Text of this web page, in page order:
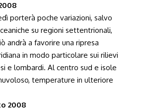
porterà poche variazioni, salvo
su regioni settentrionali,
andrà a favorire una ripresa
in modo particolare sui rilievi
e lombardi. Al centro sud e isole
temperature in ulteriore
2008